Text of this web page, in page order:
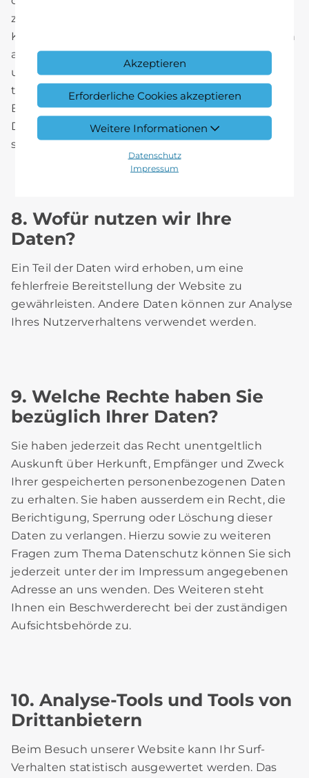
Akzeptieren
Erforderliche Cookies akzeptieren
Weitere Informationen
Datenschutz
Impressum
z.B. um Daten handeln, die Sie in ein
Kontaktformular eingeben. Andere Daten werden
automatisch beim Besuch der Website durch
unsere IT-Systeme erfasst. Das sind vor allem
technische Daten (z.B. Internetbrowser,
Betriebssystem oder Uhrzeit des Seitenaufrufs).
Die Erfassung dieser Daten erfolgt automatisch,
sobald Sie unsere Website betreten.
8. Wofür nutzen wir Ihre
Daten?
Ein Teil der Daten wird erhoben, um eine
fehlerfreie Bereitstellung der Website zu
gewährleisten. Andere Daten können zur Analyse
Ihres Nutzerverhaltens verwendet werden.
9. Welche Rechte haben Sie
bezüglich Ihrer Daten?
Sie haben jederzeit das Recht unentgeltlich
Auskunft über Herkunft, Empfänger und Zweck
Ihrer gespeicherten personenbezogenen Daten
zu erhalten. Sie haben ausserdem ein Recht, die
Berichtigung, Sperrung oder Löschung dieser
Daten zu verlangen. Hierzu sowie zu weiteren
Fragen zum Thema Datenschutz können Sie sich
jederzeit unter der im Impressum angegebenen
Adresse an uns wenden. Des Weiteren steht
Ihnen ein Beschwerderecht bei der zuständigen
Aufsichtsbehörde zu.
10. Analyse-Tools und Tools von
Drittanbietern
Beim Besuch unserer Website kann Ihr Surf-
Verhalten statistisch ausgewertet werden. Das